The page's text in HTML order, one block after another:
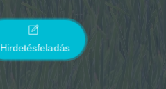
Hirdetésfeladás